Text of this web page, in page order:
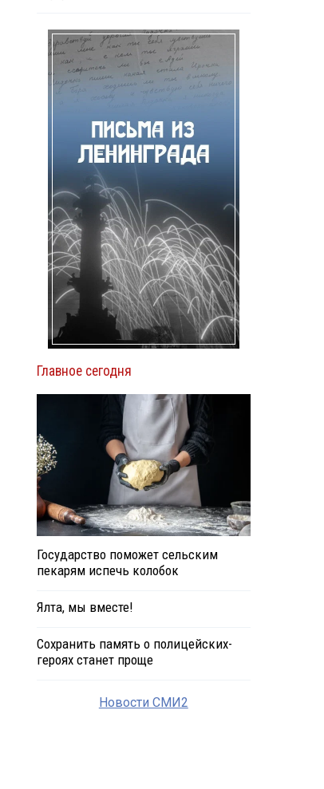
Главное сегодня
Государство поможет сельским
пекарям испечь колобок
Ялта, мы вместе!
Сохранить память о полицейских-
героях станет проще
Новости СМИ2